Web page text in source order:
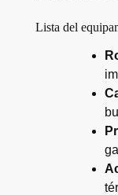
Lista del